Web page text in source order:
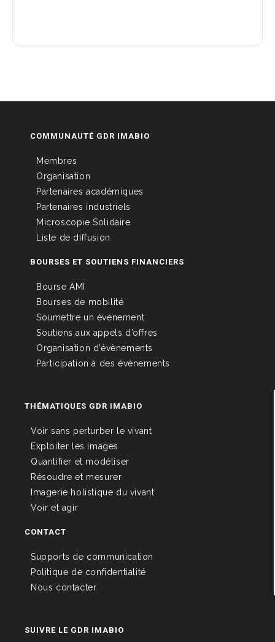
COMMUNAUTÉ GDR IMABIO
Membres
Organisation
Partenaires académiques
Partenaires industriels
Microscopie Solidaire
Liste de diffusion
BOURSES ET SOUTIENS FINANCIERS
Bourse AMI
Bourses de mobilité
Soumettre un évènement
Soutiens aux appels d’offres
Organisation d’évènements
Participation à des évènements
THÉMATIQUES GDR IMABIO
Voir sans perturber le vivant
Exploiter les images
Quantifier et modéliser
Résoudre et mesurer
Imagerie holistique du vivant
Voir et agir
CONTACT
Supports de communication
Politique de confidentialité
Nous contacter
SUIVRE LE GDR IMABIO